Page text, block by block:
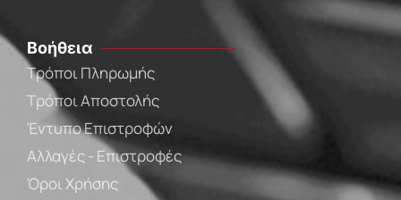
Βοήθεια
Τρόποι Πληρωμής
Τρόποι Αποστολής
Έντυπο Επιστροφών
Αλλαγές - Επιστροφές
Όροι Χρήσης